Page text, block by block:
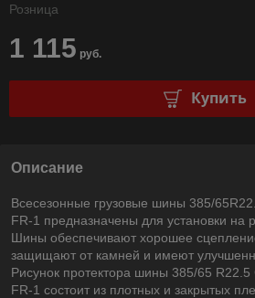
Розница
1 115 руб.
Купить
Описание
Всесезонные грузовые шины 385/
FR-1 предназначены для установки на
Шины обеспечивают хорошее
защищают от камней и имеют
Рисунок протектора шины 385/65
FR-1 состоит из плотных и закрытых